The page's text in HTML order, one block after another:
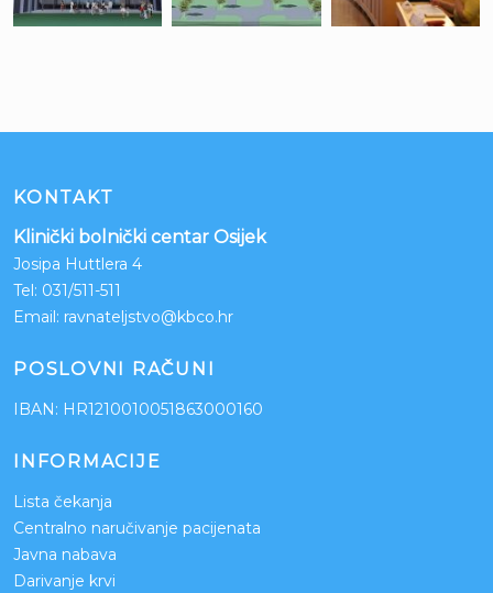
KONTAKT
Klinički bolnički centar Osijek
Josipa Huttlera 4
Tel: 031/511-511
Email: ravnateljstvo@kbco.hr
POSLOVNI RAČUNI
IBAN: HR1210010051863000160
INFORMACIJE
Lista čekanja
Centralno naručivanje pacijenata
Javna nabava
Darivanje krvi